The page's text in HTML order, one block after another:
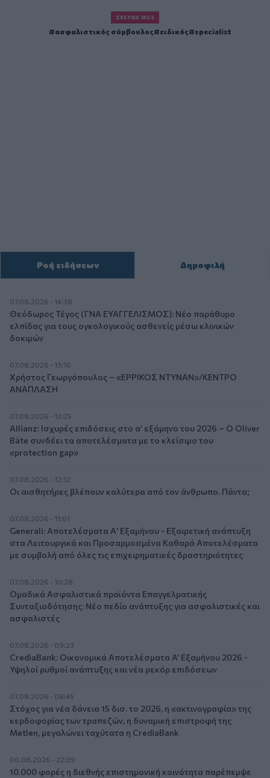
ΣΧΕΤΙΚΆ TAGS
ασφαλιστικός σύμβουλος ειδικός specialist
Ροή ειδήσεων Δημοφιλή
07.08.2026 - 14:38
Θεόδωρος Τέγος (ΓΝΑ ΕΥΑΓΓΕΛΙΣΜΟΣ): Νέο παράθυρο
ελπίδας για τους ογκολογικούς ασθενείς μέσω κλινικών
δοκιμών
07.08.2026 - 13:16
Χρήστος Γεωργόπουλος – «ΕΡΡΙΚΟΣ ΝΤΥΝΑΝ»/ΚΕΝΤΡΟ
ΑΝΑΠΛΑΣΗ
07.08.2026 - 12:25
Allianz: Ισχυρές επιδόσεις στο α’ εξάμηνο του 2026 – Ο Oliver
Bäte συνδέει τα αποτελέσματα με το κλείσιμο του
«protection gap»
07.08.2026 - 12:12
Οι αισθητήρες βλέπουν καλύτερα από τον άνθρωπο. Πάντα;
07.08.2026 - 11:01
Generali: Αποτελέσματα Α' Εξαμήνου - Εξαιρετική ανάπτυξη
στα Λειτουργικά και Προσαρμοσμένα Καθαρά Αποτελέσματα
με συμβολή από όλες τις επιχειρηματικές δραστηριότητες
07.08.2026 - 10:28
Ομαδικά Ασφαλιστικά προϊόντα Επαγγελματικής
Συνταξιοδότησης: Νέο πεδίο ανάπτυξης για ασφαλιστικές και
ασφαλιστές
07.08.2026 - 09:23
CrediaBank: Οικονομικά Αποτελέσματα A’ Εξαμήνου 2026 -
Υψηλοί ρυθμοί ανάπτυξης και νέα ρεκόρ επιδόσεων
07.08.2026 - 08:45
Στόχος για νέα δάνεια 15 δισ. το 2026, η «ακτινογραφία» της
κερδοφορίας των τραπεζών, η δυναμική επιστροφή της
Metlen, μεγαλώνει ταχύτατα η CrediaBank
06.08.2026 - 22:39
10.000 φορές η διεθνής επιστημονική κοινότητα παρέπεμψε